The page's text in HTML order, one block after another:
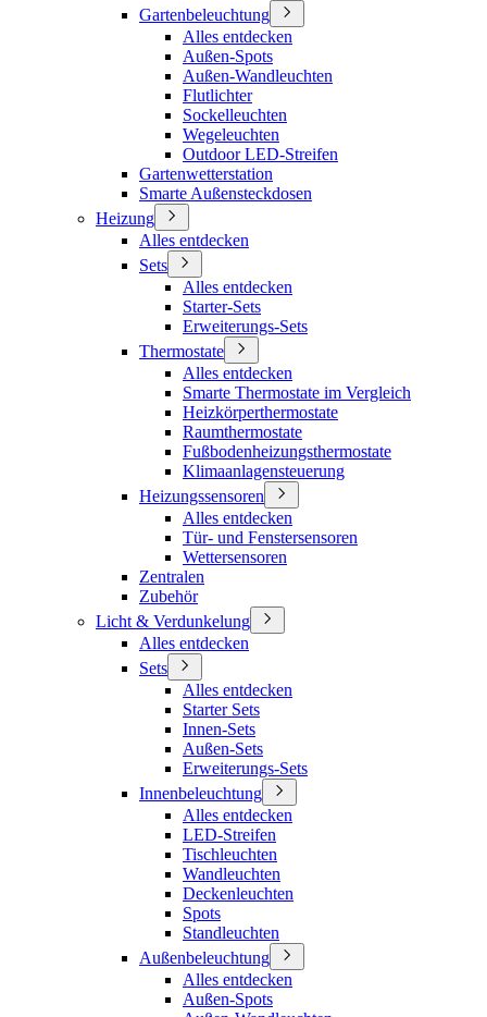
Gartenbeleuchtung
Alles entdecken
Außen-Spots
Außen-Wandleuchten
Flutlichter
Sockelleuchten
Wegeleuchten
Outdoor LED-Streifen
Gartenwetterstation
Smarte Außensteckdosen
Heizung
Alles entdecken
Sets
Alles entdecken
Starter-Sets
Erweiterungs-Sets
Thermostate
Alles entdecken
Smarte Thermostate im Vergleich
Heizkörperthermostate
Raumthermostate
Fußbodenheizungsthermostate
Klimaanlagensteuerung
Heizungssensoren
Alles entdecken
Tür- und Fenstersensoren
Wettersensoren
Zentralen
Zubehör
Licht & Verdunkelung
Alles entdecken
Sets
Alles entdecken
Starter Sets
Innen-Sets
Außen-Sets
Erweiterungs-Sets
Innenbeleuchtung
Alles entdecken
LED-Streifen
Tischleuchten
Wandleuchten
Deckenleuchten
Spots
Standleuchten
Außenbeleuchtung
Alles entdecken
Außen-Spots